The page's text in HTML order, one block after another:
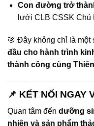
Con đường trở
lưới CLB CSSK Chủ
🎯 Đây không chỉ là một
đầu cho hành trình
thành công cùng
📌 KẾT NỐI NGAY
Quan tâm đến dưỡng
nhiên và sản phẩm